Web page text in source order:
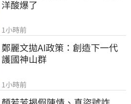
洋酸爆了
1小時前
鄭麗文拋AI政策：創造下一代
護國神山群
1小時前